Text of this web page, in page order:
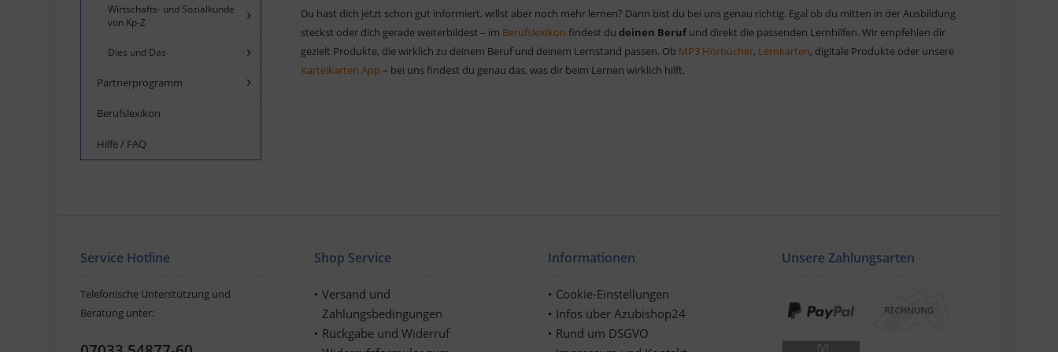
Wirtschafts- und Sozialkunde
von Kp-Z
Dies und Das
Partnerprogramm
Berufslexikon
Hilfe / FAQ
Du hast dich jetzt schon gut informiert, willst aber noch mehr lernen? Dann bist du bei uns genau richtig. Egal ob du mitten in der Ausbildung
steckst oder dich gerade weiterbildest – im Berufslexikon findest du deinen Berufund direkt die passenden Lernhilfen. Wir empfehlen dir
gezielt Produkte, die wirklich zu deinem Beruf und deinem Lernstand passen. Ob MP3 Hörbücher, Lernkarten, digitale Produkte oder unsere
Karteikarten App – bei uns findest du genau das, was dir beim Lernen wirklich hilft.
Service Hotline
Telefonische Unterstützung und
Beratung unter:
Shop Service
Versand und
Zahlungsbedingungen
Rückgabe und Widerruf
Informationen
Cookie-Einstellungen
Infos über Azubishop24
Rund um DSGVO
Unsere Zahlungsarten